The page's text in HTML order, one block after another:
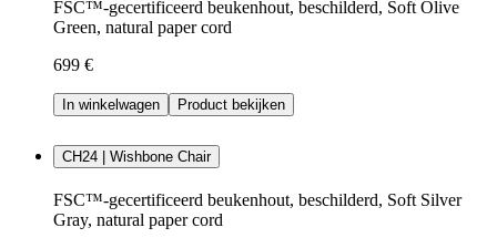
FSC™-gecertificeerd beukenhout, beschilderd, Soft Olive
Green, natural paper cord
699 €
In winkelwagen Product bekijken
CH24 | Wishbone Chair
FSC™-gecertificeerd beukenhout, beschilderd, Soft Silver
Gray, natural paper cord